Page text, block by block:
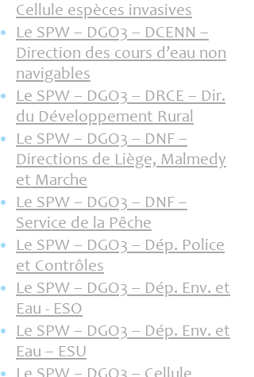
Cellule espèces invasives
Le SPW – DGO3 – DCENN –
Direction des cours d’eau non
navigables
Le SPW – DGO3 – DRCE – Dir.
du Développement Rural
Le SPW – DGO3 – DNF –
Directions de Liège, Malmedy
et Marche
Le SPW – DGO3 – DNF –
Service de la Pêche
Le SPW – DGO3 – Dép. Police
et Contrôles
Le SPW – DGO3 – Dép. Env. et
Eau - ESO
Le SPW – DGO3 – Dép. Env. et
Eau – ESU